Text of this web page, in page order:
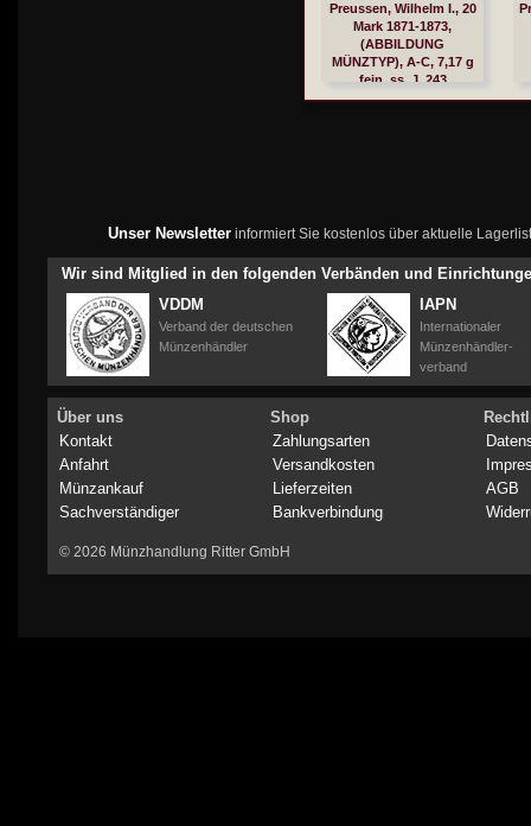
Preussen, Wilhelm I., 20
Mark 1871-1873,
(ABBILDUNG
MÜNZTYP), A-C, 7,17 g
fein, ss, J. 243
Unser Newsletterinformiert Sie kostenlos über aktuelle
Wir sind Mitglied in den folgenden Verbänden und
VDDM
Verband der deutschen
Münzenhändler
IAPN
Internationaler
Münzenhändler-
verband
Über uns
Kontakt
Anfahrt
Münzankauf
Sachverständiger
Shop
Zahlungsarten
Versandkosten
Lieferzeiten
Bankverbindung
AGB
© 2026 Münzhandlung Ritter GmbH